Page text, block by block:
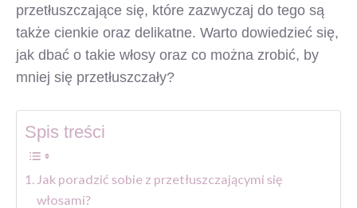
przetłuszczające się, które zazwyczaj do tego są
także cienkie oraz delikatne. Warto dowiedzieć się,
jak dbać o takie włosy oraz co można zrobić, by
mniej się przetłuszczały?
Spis treści
Jak poradzić sobie z przetłuszczającymi się
włosami?